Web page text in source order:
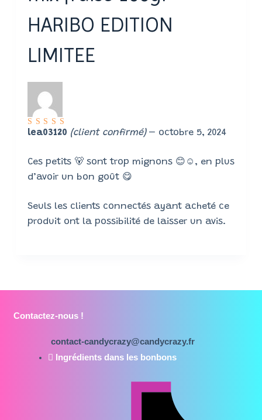
HARIBO EDITION
LIMITEE
Note5
sur 5
lea03120 (client confirmé) – octobre 5, 2024
Ces petits 🐻 sont trop mignons 😊☺️, en plus
d’avoir un bon goût 😋
Seuls les clients connectés ayant acheté ce
produit ont la possibilité de laisser un avis.
Contactez-nous !
contact-candycrazy@candycrazy.fr
Ingrédients dans les bonbons